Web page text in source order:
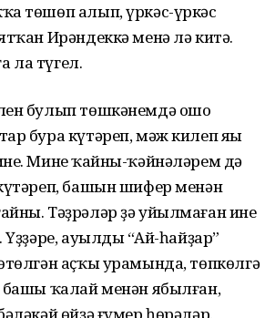
төшөп алып, үркәс-үркәс
Ирәндеккә менә лә китә.
ла түгел.
булып төшкәнемдә ошо
бура күтәреп, мәж килеп яңы
Минең ҡайны-ҡәйнәләрем дә
башын шифер менән
Тәҙрәләр ҙә уйылмаған ине
ауылдың “Ай-һайҙар”
аҫҡы урамында, төпкөлгә
башы ҡалай менән ябылған,